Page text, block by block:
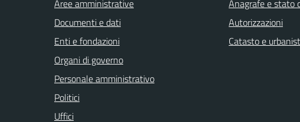
Aree amministrative
Documenti e dati
Enti e fondazioni
Organi di governo
Personale amministrativo
Politici
Uffici
Anagrafe e stato
Autorizzazioni
Catasto e